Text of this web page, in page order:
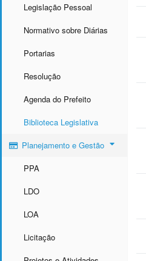
Legislação Pessoal
Normativo sobre Diárias
Portarias
Resolução
Agenda do Prefeito
Biblioteca Legislativa
Planejamento e Gestão
PPA
LDO
LOA
Licitação